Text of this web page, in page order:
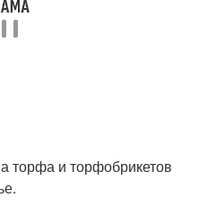
торфа и торфобрикетов